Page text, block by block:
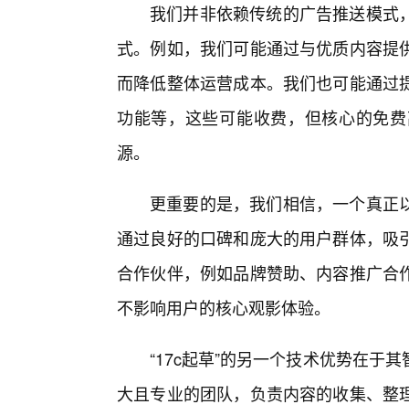
我们并非依赖传统的广告推送模
式。例如，我们可能通过与优质内容
而降低整体运营成本。我们也可能通
功能等，这些可能收费，但核心的免
源。
更重要的是，我们相信，一个真
通过良好的口碑和庞大的用户群体，
合作伙伴，例如品牌赞助、内容推广
不影响用户的核心观影体验。
“17c起草”的另一个技术优势在于
大且专业的团队，负责内容的收集、